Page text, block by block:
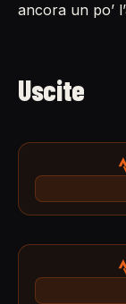
ancora un po’
Uscite